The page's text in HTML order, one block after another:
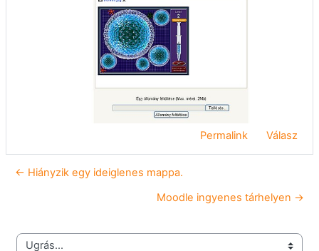
Permalink Válasz
← Hiányzik egy ideiglenes mappa.
Moodle ingyenes tárhelyen →